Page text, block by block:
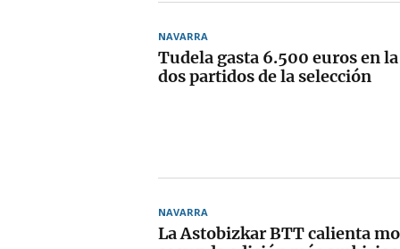
NAVARRA
Tudela gasta 6.500 euros en
dos partidos de la selección
NAVARRA
La Astobizkar BTT calienta